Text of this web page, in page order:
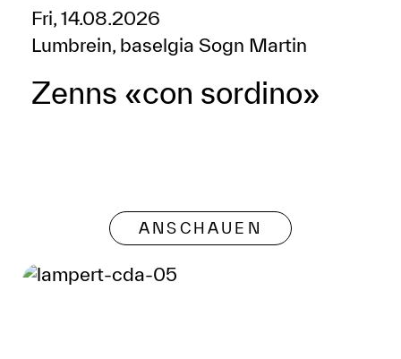
Fri, 14.08.2026
Lumbrein, baselgia Sogn Martin
Zenns «con sordino»
ANSCHAUEN